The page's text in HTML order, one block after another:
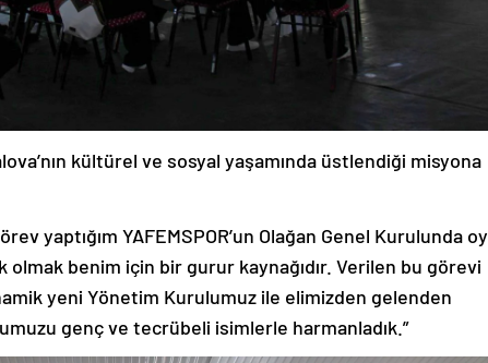
kültürel ve sosyal yaşamında üstlendiği misyona
yaptığım YAFEMSPOR’un Olağan Genel Kurulunda oy
benim için bir gurur kaynağıdır. Verilen bu görevi
yeni Yönetim Kurulumuz ile elimizden gelenden
genç ve tecrübeli isimlerle harmanladık.”